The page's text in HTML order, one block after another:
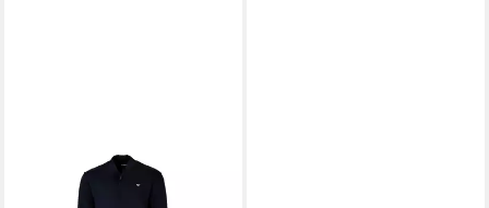
EMPORIO ARMANI
Sweatshirt Herren